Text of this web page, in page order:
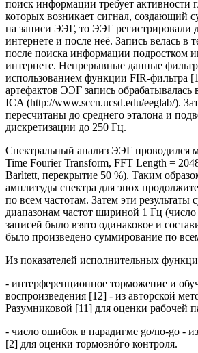
поиск информации требует активности
которых возникает сигнал, создающий
на записи ЭЭГ, то ЭЭГ регистрировали
интернете и после неё. Запись велась в
после поиска информации подростком
интернете. Непрерывные данные
использованием функции FIR-фильтра
артефактов ЭЭГ запись
ICA (http://www.sccn.ucsd.edu/eeglab/).
пересчитаны до среднего эталона и
дискретизации до 250 Гц.
Спектральный анализ ЭЭГ проводился
Time Fourier Transform, FFT Length =
Barltett, перекрытие 50 %). Таким
амплитуды спектра для эпох
по всем частотам. Затем эти результаты
диапазонам частот шириной 1 Гц (число
записей было взято одинаковое и
было произведено суммирование по
Из показателей исполнительных
- интерференционное торможение и
воспроизведения [12] - из авторской
Разумниковой [11] для оценки рабочей
- число ошибок в парадигме go/no-go -
[2] для оценки тормознóго контроля.